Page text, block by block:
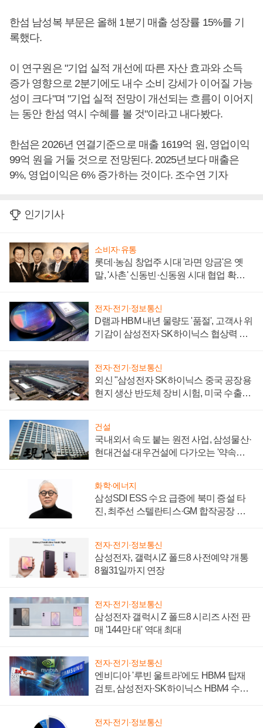
한섬 남성복 부문은 올해 1분기 매출 성장률 15%를 기
록했다.
이 연구원은 "기업 실적 개선에 따른 자산 효과와 소득
증가 영향으로 2분기에도 내수 소비 강세가 이어질 가능
성이 크다"며 "기업 실적 전망이 개선되는 흐름이 이어지
는 동안 한섬 역시 수혜를 볼 것"이라고 내다봤다.
한섬은 2026년 연결기준으로 매출 1619억 원, 영업이익
99억 원을 거둘 것으로 전망된다. 2025년보다 매출은
9%, 영업이익은 6% 증가하는 것이다. 조수연 기자
인기기사
소비자·유통
롯데·농심 창업주 시대 '라면 앙금'은 옛
말, '사촌' 신동빈·신동원 시대 협업 확대
전자·전기·정보통신
D램과 HBM 내년 물량도 '품절', 고객사 위
기감이 삼성전자 SK하이닉스 협상력 더
전자·전기·정보통신
외신 "삼성전자 SK하이닉스 중국 공장용
현지 생산 반도체 장비 시험, 미국 수출통
건설
국내외서 속도 붙는 원전 사업, 삼성물산·
현대건설·대우건설에 다가오는 '약속의
화학·에너지
삼성SDI ESS 수요 급증에 북미 증설 타
진, 최주선 스텔란티스·GM 합작공장 건
전자·전기·정보통신
삼성전자, 갤럭시Z 폴드8 사전예약 개통
8월31일까지 연장
전자·전기·정보통신
삼성전자 갤럭시 Z 폴드8 시리즈 사전 판
매 '144만 대' 역대 최대
전자·전기·정보통신
엔비디아 '루빈 울트라'에도 HBM4 탑재
검토, 삼성전자·SK하이닉스 HBM4 수율
전자·전기·정보통신